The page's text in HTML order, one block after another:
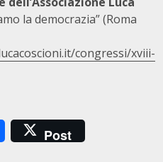
la democrazia” (Roma
congressi/xviii-
Post